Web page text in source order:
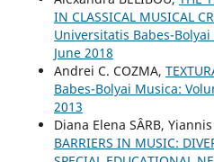
IN CLASSICAL MUSICAL
Universitatis Babes-
June 2018
Andrei C. COZMA,
Babes-Bolyai Musica:
2013
Diana Elena SÂRB,
BARRIERS IN MUSIC: